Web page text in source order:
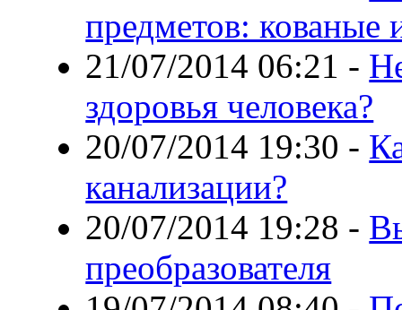
предметов: кованые
21/07/2014 06:21 -
здоровья человека?
20/07/2014 19:30 -
канализации?
20/07/2014 19:28 -
преобразователя